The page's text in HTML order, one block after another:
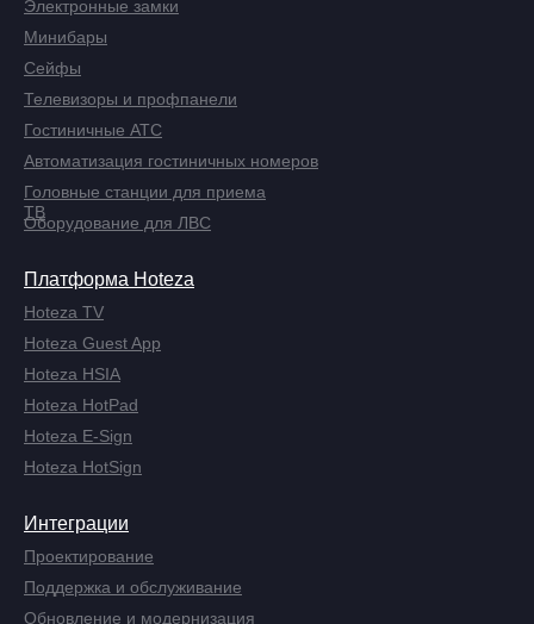
Электронные замки
Минибары
Сейфы
Телевизоры и профпанели
Гостиничные АТС
Головные станции для приема
ТВ
Оборудование для ЛВС
Платформа Hoteza
Hoteza TV
Hoteza Guest App
Hoteza HSIA
Hoteza HotPad
Hoteza E-Sign
Hoteza HotSign
Интеграции
Проектирование
Поддержка и обслуживание
Обновление и модернизация
Автоматизация гостиничных номеров